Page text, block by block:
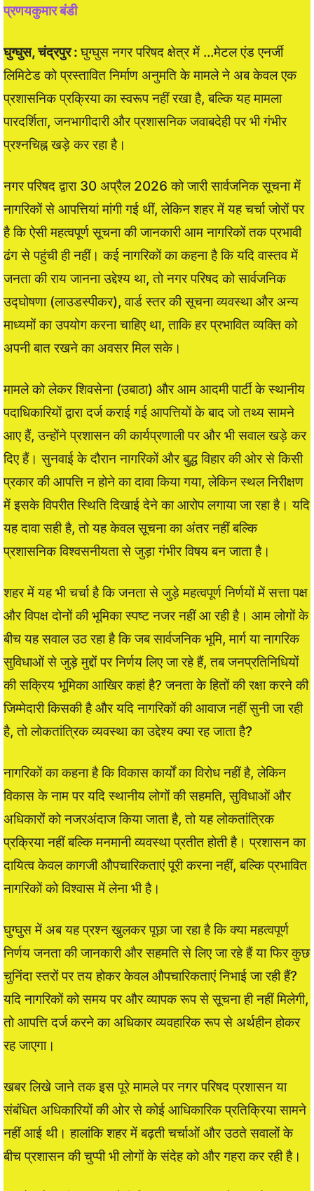
प्रणयकुमार बंडी
घुग्घुस, चंद्रपुर :घुग्घुस नगर परिषद क्षेत्र में …मेटल एंड एनर्जी
लिमिटेड को प्रस्तावित निर्माण अनुमति के मामले ने अब केवल एक
प्रशासनिक प्रक्रिया का स्वरूप नहीं रखा है, बल्कि यह मामला
पारदर्शिता, जनभागीदारी और प्रशासनिक जवाबदेही पर भी गंभीर
प्रश्नचिह्न खड़े कर रहा है।
नगर परिषद द्वारा 30 अप्रैल 2026 को जारी सार्वजनिक सूचना में
नागरिकों से आपत्तियां मांगी गई थीं, लेकिन शहर में यह चर्चा जोरों पर
है कि ऐसी महत्वपूर्ण सूचना की जानकारी आम नागरिकों तक प्रभावी
ढंग से पहुंची ही नहीं। कई नागरिकों का कहना है कि यदि वास्तव में
जनता की राय जानना उद्देश्य था, तो नगर परिषद को सार्वजनिक
उद्घोषणा (लाउडस्पीकर), वार्ड स्तर की सूचना व्यवस्था और अन्य
माध्यमों का उपयोग करना चाहिए था, ताकि हर प्रभावित व्यक्ति को
अपनी बात रखने का अवसर मिल सके।
मामले को लेकर शिवसेना (उबाठा) और आम आदमी पार्टी के स्थानीय
पदाधिकारियों द्वारा दर्ज कराई गई आपत्तियों के बाद जो तथ्य सामने
आए हैं, उन्होंने प्रशासन की कार्यप्रणाली पर और भी सवाल खड़े कर
दिए हैं। सुनवाई के दौरान नागरिकों और बुद्ध विहार की ओर से किसी
प्रकार की आपत्ति न होने का दावा किया गया, लेकिन स्थल निरीक्षण
में इसके विपरीत स्थिति दिखाई देने का आरोप लगाया जा रहा है। यदि
यह दावा सही है, तो यह केवल सूचना का अंतर नहीं बल्कि
प्रशासनिक विश्वसनीयता से जुड़ा गंभीर विषय बन जाता है।
शहर में यह भी चर्चा है कि जनता से जुड़े महत्वपूर्ण निर्णयों में सत्ता पक्ष
और विपक्ष दोनों की भूमिका स्पष्ट नजर नहीं आ रही है। आम लोगों के
बीच यह सवाल उठ रहा है कि जब सार्वजनिक भूमि, मार्ग या नागरिक
सुविधाओं से जुड़े मुद्दों पर निर्णय लिए जा रहे हैं, तब जनप्रतिनिधियों
की सक्रिय भूमिका आखिर कहां है? जनता के हितों की रक्षा करने की
जिम्मेदारी किसकी है और यदि नागरिकों की आवाज नहीं सुनी जा रही
है, तो लोकतांत्रिक व्यवस्था का उद्देश्य क्या रह जाता है?
नागरिकों का कहना है कि विकास कार्यों का विरोध नहीं है, लेकिन
विकास के नाम पर यदि स्थानीय लोगों की सहमति, सुविधाओं और
अधिकारों को नजरअंदाज किया जाता है, तो यह लोकतांत्रिक
प्रक्रिया नहीं बल्कि मनमानी व्यवस्था प्रतीत होती है। प्रशासन का
दायित्व केवल कागजी औपचारिकताएं पूरी करना नहीं, बल्कि प्रभावित
नागरिकों को विश्वास में लेना भी है।
घुग्घुस में अब यह प्रश्न खुलकर पूछा जा रहा है कि क्या महत्वपूर्ण
निर्णय जनता की जानकारी और सहमति से लिए जा रहे हैं या फिर कुछ
चुनिंदा स्तरों पर तय होकर केवल औपचारिकताएं निभाई जा रही हैं?
यदि नागरिकों को समय पर और व्यापक रूप से सूचना ही नहीं मिलेगी,
तो आपत्ति दर्ज करने का अधिकार व्यवहारिक रूप से अर्थहीन होकर
रह जाएगा।
खबर लिखे जाने तक इस पूरे मामले पर नगर परिषद प्रशासन या
संबंधित अधिकारियों की ओर से कोई आधिकारिक प्रतिक्रिया सामने
नहीं आई थी। हालांकि शहर में बढ़ती चर्चाओं और उठते सवालों के
बीच प्रशासन की चुप्पी भी लोगों के संदेह को और गहरा कर रही है।